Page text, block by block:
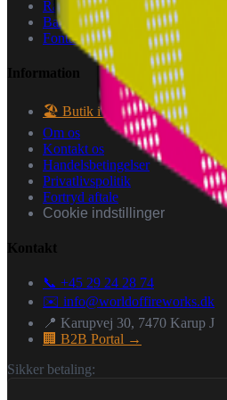
Raketter
Batterier
Fontæner
Information
🏖️ Butik i Frederiks
Om os
Kontakt os
Handelsbetingelser
Privatlivspolitik
Fortryd aftale
Cookie indstillinger
Kontakt
📞 +45 29 24 28 74
✉️ info@worldoffireworks.dk
📍 Karupvej 30, 7470 Karup J
🏢 B2B Portal →
Sikker betaling: